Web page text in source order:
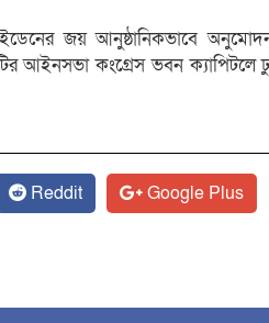
জয় আনুষ্ঠানিকভাবে
আইনসভা কংগ্রেস ভবন ক্যাপিটলে
Reddit
Google Plus